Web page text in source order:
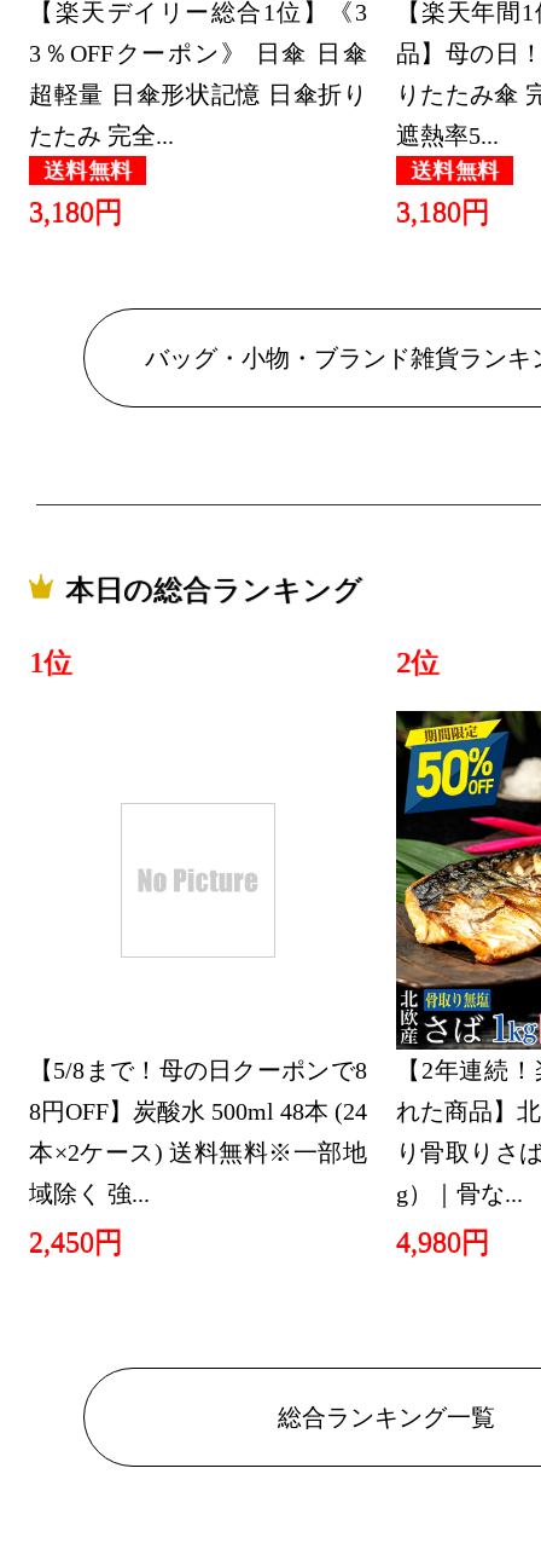
【楽天デイリー総合1位】《3
3％OFFクーポン》 日傘 日傘
超軽量 日傘形状記憶 日傘折り
たたみ 完全...
送料無料
3,180円
【楽天年間
品】母の日
りたたみ傘
遮熱率5...
送料無料
3,180円
バッグ・小物・ブランド雑貨ランキ
本日の総合ランキング
1位
【5/8まで！母の日クーポンで8
8円OFF】炭酸水 500ml 48本 (24
本×2ケース) 送料無料※一部地
域除く 強...
2,450円
2位
【2年連続
れた商品】
り骨取りさ
g）｜骨な...
4,980円
総合ランキング一覧